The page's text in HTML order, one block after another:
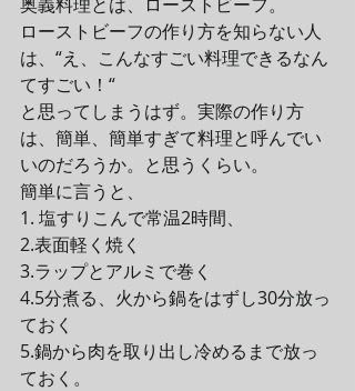
ローストビーフの作り方を知らない人
は、“え、こんなすごい料理できるなん
てすごい！“
と思ってしまうはず。実際の作り方
は、簡単、簡単すぎて料理と呼んでい
いのだろうか。と思うくらい。
簡単に言うと、
1. 塩すりこんで常温2時間、
2.表面軽く焼く
3.ラップとアルミで巻く
4.5分煮る、火から鍋をはずし30分放っ
ておく
5.鍋から肉を取り出し冷めるまで放っ
ておく。